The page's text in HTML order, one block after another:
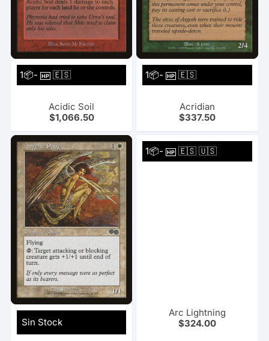
1📦-HP 🇪🇸
Acidic Soil
$1,066.50
1📦-HP 🇪🇸
Acridian
$337.50
Sin Stock
1📦-HP 🇪🇸 🇺🇸
Arc Lightning
$324.00